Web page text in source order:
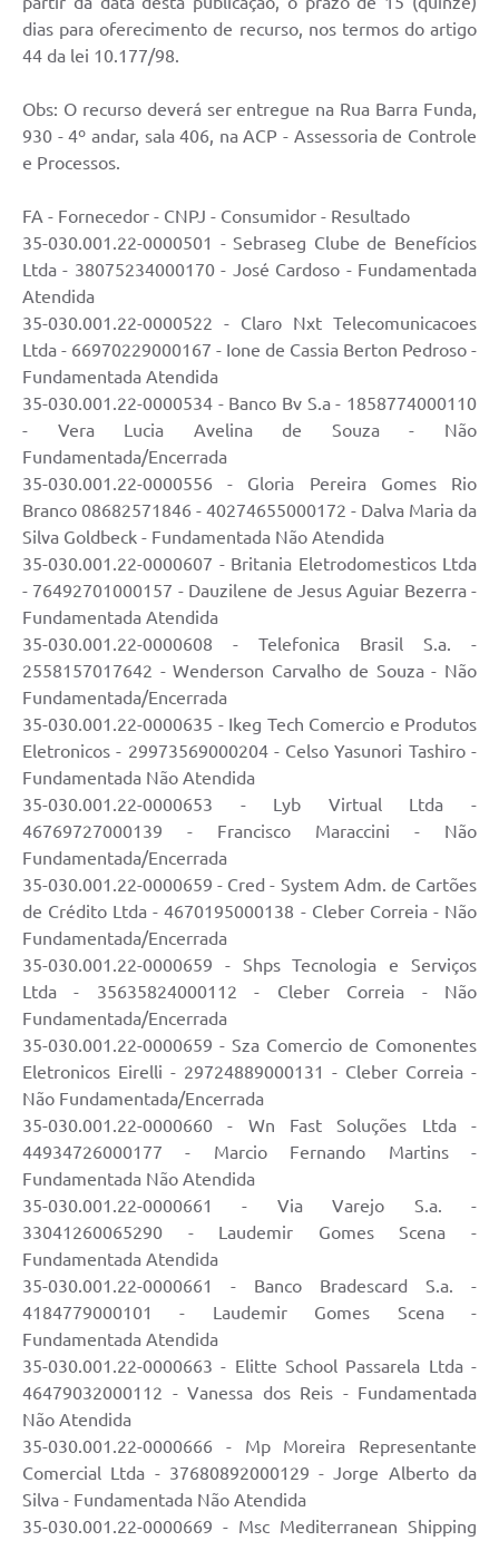
Lista Telefônica
Agenda de Eventos
Cadastro de voluntários - Lei n° 5.205/21
Central de Serviço
Consulta Pública: Revisão Plano Diretor
Contas Públicas
Creches
Cronograma coleta de lixo e seletiva
Banco do Povo
Biblioteca
Bancos conveniados e serviços disponíveis
Bolsas de estudo da Escola Cooperativa
Defesa Civil
Departamento de Bem-Estar Social
Divisão de Rendas
Fundo Social
Horários de Ônibus - Jundiá
Inscrições para o Castramóvel
Nota Fiscal de Serviço Eletrônica
Notícias
Ouvidorias
Postos de Atendimento ao Trabalhador (PAT)
PPA - Plano Plurianual 2026 / 2029
PROCON SR
Qualifica São Roque
Sala do Empreendedor - Licenciamento Municipal para MEI
Secretaria de Saúde
SIC
dias para oferecimento de recurso, nos termos do artigo
44 da lei 10.177/98.
Obs: O recurso deverá ser entregue na Rua Barra Funda,
930 - 4º andar, sala 406, na ACP - Assessoria de Controle
e Processos.
FA - Fornecedor - CNPJ - Consumidor - Resultado
35-030.001.22-0000501 - Sebraseg Clube de Benefícios
Ltda - 38075234000170 - José Cardoso - Fundamentada
Atendida
35-030.001.22-0000522 - Claro Nxt Telecomunicacoes
Ltda - 66970229000167 - Ione de Cassia Berton Pedroso -
Fundamentada Atendida
35-030.001.22-0000534 - Banco Bv S.a - 1858774000110
- Vera Lucia Avelina de Souza - Não
Fundamentada/Encerrada
35-030.001.22-0000556 - Gloria Pereira Gomes Rio
Branco 08682571846 - 40274655000172 - Dalva Maria da
Silva Goldbeck - Fundamentada Não Atendida
35-030.001.22-0000607 - Britania Eletrodomesticos Ltda
- 76492701000157 - Dauzilene de Jesus Aguiar Bezerra -
Fundamentada Atendida
35-030.001.22-0000608 - Telefonica Brasil S.a. -
2558157017642 - Wenderson Carvalho de Souza - Não
Fundamentada/Encerrada
35-030.001.22-0000635 - Ikeg Tech Comercio e Produtos
Eletronicos - 29973569000204 - Celso Yasunori Tashiro -
Fundamentada Não Atendida
35-030.001.22-0000653 - Lyb Virtual Ltda -
46769727000139 - Francisco Maraccini - Não
Fundamentada/Encerrada
35-030.001.22-0000659 - Cred - System Adm. de Cartões
de Crédito Ltda - 4670195000138 - Cleber Correia - Não
Fundamentada/Encerrada
35-030.001.22-0000659 - Shps Tecnologia e Serviços
Ltda - 35635824000112 - Cleber Correia - Não
Fundamentada/Encerrada
35-030.001.22-0000659 - Sza Comercio de Comonentes
Eletronicos Eirelli - 29724889000131 - Cleber Correia -
Não Fundamentada/Encerrada
35-030.001.22-0000660 - Wn Fast Soluções Ltda -
44934726000177 - Marcio Fernando Martins -
Fundamentada Não Atendida
35-030.001.22-0000661 - Via Varejo S.a. -
33041260065290 - Laudemir Gomes Scena -
Fundamentada Atendida
35-030.001.22-0000661 - Banco Bradescard S.a. -
4184779000101 - Laudemir Gomes Scena -
Fundamentada Atendida
35-030.001.22-0000663 - Elitte School Passarela Ltda -
46479032000112 - Vanessa dos Reis - Fundamentada
Não Atendida
35-030.001.22-0000666 - Mp Moreira Representante
Comercial Ltda - 37680892000129 - Jorge Alberto da
Silva - Fundamentada Não Atendida
35-030.001.22-0000669 - Msc Mediterranean Shipping